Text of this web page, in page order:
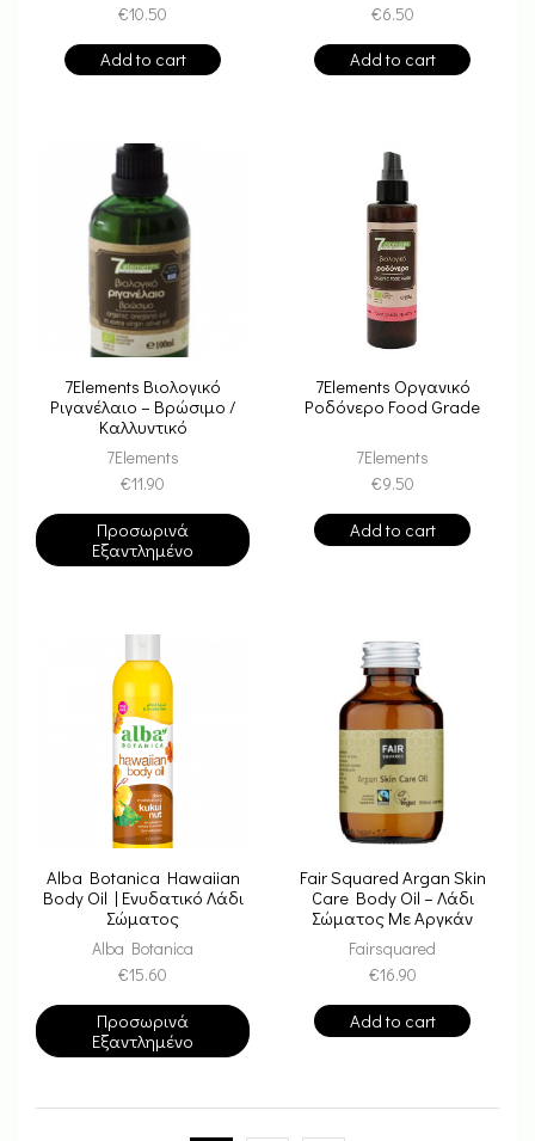
€10.50
Add to cart
€6.50
Add to cart
7Elements Βιολογικό
Ριγανέλαιο – Βρώσιμο /
Καλλυντικό
7Elements
€11.90
Προσωρινά
Εξαντλημένο
7Elements Οργανικό
Ροδόνερο Food Grade
7Elements
€9.50
Add to cart
Alba Botanica Hawaiian
Body Oil | Ενυδατικό Λάδι
Σώματος
Alba Botanica
€15.60
Προσωρινά
Εξαντλημένο
Fair Squared Argan Skin
Care Body Oil – Λάδι
Σώματος Με Αργκάν
Fairsquared
€16.90
Add to cart